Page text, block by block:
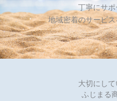
丁寧にサ
地域密着のサービ
大切にし
ふじまる